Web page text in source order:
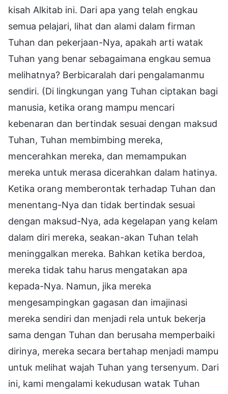
kisah Alkitab ini. Dari apa yang telah engkau
semua pelajari, lihat dan alami dalam firman
Tuhan dan pekerjaan-Nya, apakah arti watak
Tuhan yang benar sebagaimana engkau semua
melihatnya? Berbicaralah dari pengalamanmu
sendiri. (Di lingkungan yang Tuhan ciptakan bagi
manusia, ketika orang mampu mencari
kebenaran dan bertindak sesuai dengan maksud
Tuhan, Tuhan membimbing mereka,
mencerahkan mereka, dan memampukan
mereka untuk merasa dicerahkan dalam hatinya.
Ketika orang memberontak terhadap Tuhan dan
menentang-Nya dan tidak bertindak sesuai
dengan maksud-Nya, ada kegelapan yang kelam
dalam diri mereka, seakan-akan Tuhan telah
meninggalkan mereka. Bahkan ketika berdoa,
mereka tidak tahu harus mengatakan apa
kepada-Nya. Namun, jika mereka
mengesampingkan gagasan dan imajinasi
mereka sendiri dan menjadi rela untuk bekerja
sama dengan Tuhan dan berusaha memperbaiki
dirinya, mereka secara bertahap menjadi mampu
untuk melihat wajah Tuhan yang tersenyum. Dari
ini, kami mengalami kekudusan watak Tuhan